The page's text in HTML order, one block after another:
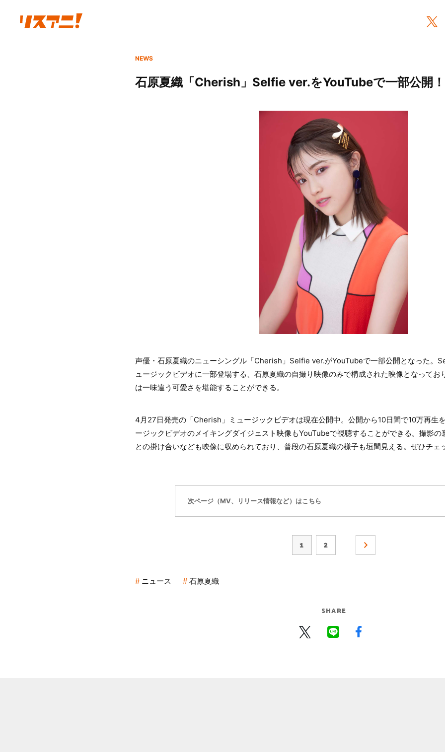
NEWS
石原夏織「Cherish」Selfie ver.をYouTubeで一部公開！
声優・石原夏織のニューシングル「Cherish」Selfie ver.がYouTubeで一部公開となった。
ュージックビデオに一部登場する、石原夏織の自撮り映像のみで構成された映像となってお
は一味違う可愛さを堪能することができる。
4月27日発売の「Cherish」ミュージックビデオは現在公開中。公開から10日間で10万再生
ージックビデオのメイキングダイジェスト映像もYouTubeで視聴することができる。撮影の
との掛け合いなども映像に収められており、普段の石原夏織の様子も垣間見える。ぜひチェ
次ページ（MV、リリース情報など）はこちら
1 2
ニュース 石原夏織
SHARE